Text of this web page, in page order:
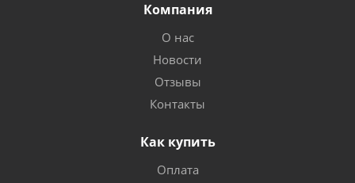
Компания
О нас
Новости
Отзывы
Контакты
Как купить
Оплата